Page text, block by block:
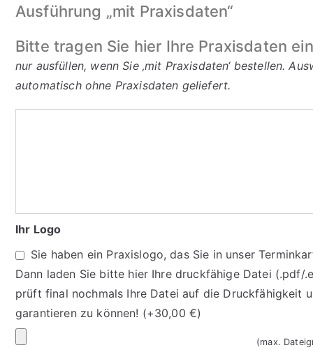
Ausführung „mit Praxisdaten“
Bitte tragen Sie hier Ihre Praxisdaten
nur ausfüllen, wenn Sie ‚mit Praxisdaten‘ bestellen.
automatisch ohne Praxisdaten geliefert.
Praxisdaten
ein:
Ihr Logo
Sie haben ein Praxislogo, das Sie in unser
Dann laden Sie bitte hier Ihre druckfähige Datei (.pdf/
prüft final nochmals Ihre Datei auf die Druckfähigkeit
garantieren zu können! (+30,00 €)
(max.